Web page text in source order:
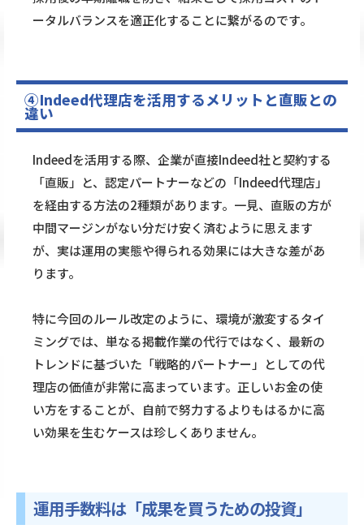
ータルバランスを適正化することに繋がるのです。
④Indeed代理店を活用するメリットと直販との
違い
Indeedを活用する際、企業が直接Indeed社と契約する
「直販」と、認定パートナーなどの「Indeed代理店」
を経由する方法の2種類があります。一見、直販の方が
中間マージンがない分だけ安く済むように思えます
が、実は運用の実態や得られる効果には大きな差があ
ります。
特に今回のルール改定のように、環境が激変するタイ
ミングでは、単なる掲載作業の代行ではなく、最新の
トレンドに基づいた「戦略的パートナー」としての代
理店の価値が非常に高まっています。正しいお金の使
い方をすることが、自前で努力するよりもはるかに高
い効果を生むケースは珍しくありません。
運用手数料は「成果を買うための投資」